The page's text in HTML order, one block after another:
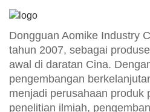
Dongguan Aomike Industry
tahun 2007, sebagai
awal di daratan Cina.
pengembangan
menjadi perusahaan produk
penelitian ilmiah,